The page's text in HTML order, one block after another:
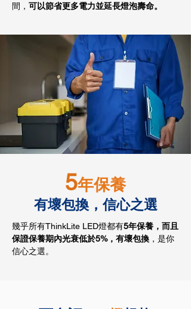
間， 可以節省更多電力並延長燈泡壽命。
5年保養
有壞包換，信心之選
幾乎所有ThinkLite LED燈都有5年保養，而且
保證保養期內光衰低於5%，有壞包換 ，是你
信心之選。